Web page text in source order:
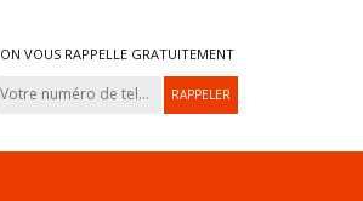
ON VOUS RAPPELLE GRATUITEMENT